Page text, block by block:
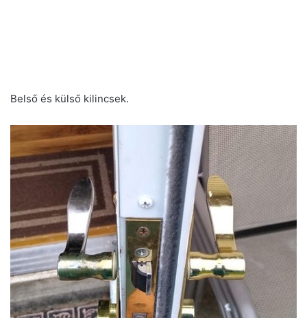
Belső és külső kilincsek.